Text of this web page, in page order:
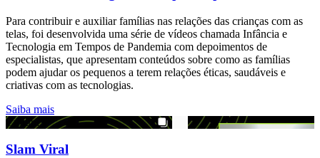
Para contribuir e auxiliar famílias nas relações das crianças com as
telas, foi desenvolvida uma série de vídeos chamada Infância e
Tecnologia em Tempos de Pandemia com depoimentos de
especialistas, que apresentam conteúdos sobre como as famílias
podem ajudar os pequenos a terem relações éticas, saudáveis e
criativas com as tecnologias.
Saiba mais
Cultura
Slam Viral